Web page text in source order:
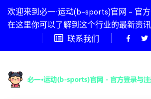
欢迎来到必一·运动(b-sports)官网 - 官
在这里你可以了解到这个行业的最新资
联系我们